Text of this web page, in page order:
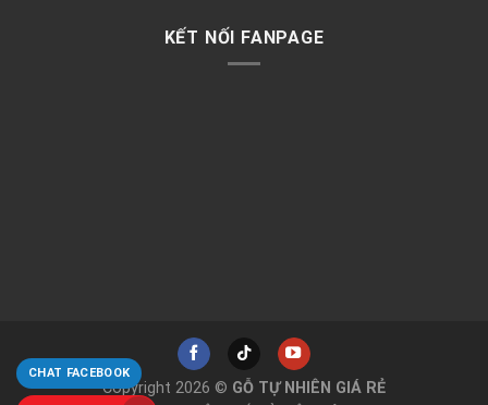
KẾT NỐI FANPAGE
CHAT FACEBOOK
Copyright 2026 © GỖ TỰ NHIÊN GIÁ RẺ